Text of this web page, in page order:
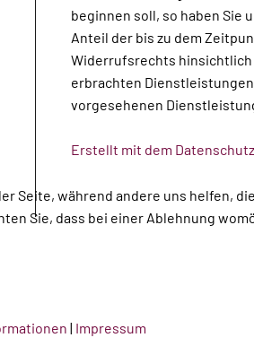
beginnen soll, so haben Sie
Anteil der bis zu dem
Widerrufsrechts
erbrachten
vorgesehenen
Erstellt mit dem
Seite, während andere uns helfen,
Sie, dass bei einer Ablehnung
| Impressum